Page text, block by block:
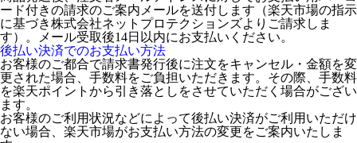
ード付きの請求のご案内メールを送付します（楽天市場の指示
に基づき株式会社ネットプロテクションズよりご請求しま
す）。メール受取後14日以内にお支払いください。
後払い決済でのお支払い方法
お客様のご都合で請求書発行後に注文をキャンセル・金額を変
更された場合、手数料をご負担いただきます。その際、手数料
を楽天ポイントから引き落としをさせていただく場合がござい
ます。
お客様のご利用状況などによって後払い決済がご利用いただけ
ない場合、楽天市場がお支払い方法の変更をご案内いたしま